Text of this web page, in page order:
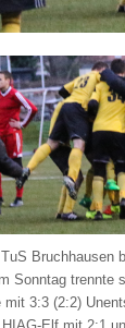
Bruchhausen
Sonntag trennte
3:3 (2:2)